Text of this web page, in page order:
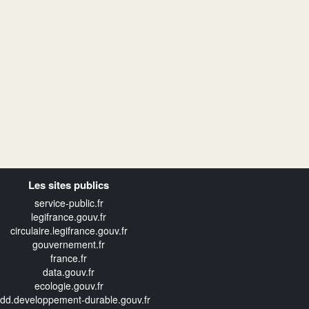
Les sites publics
service-public.fr
legifrance.gouv.fr
circulaire.legifrance.gouv.fr
gouvernement.fr
france.fr
data.gouv.fr
ecologie.gouv.fr
durable.gouv.fr